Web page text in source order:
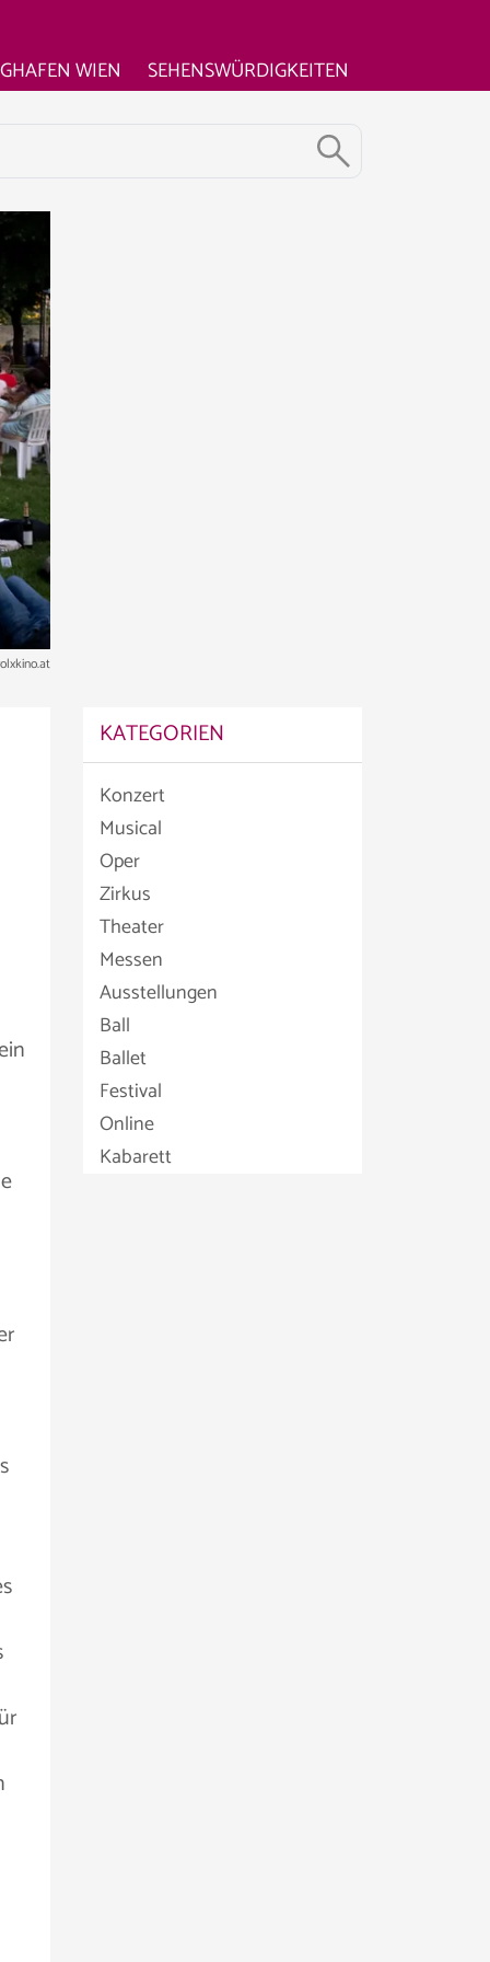
WIEN SEHENSWÜRDIGKEITEN
KATEGORIEN
Konzert
Musical
Oper
Zirkus
Theater
Messen
Ausstellungen
Ball
Ballet
Festival
Online
Kabarett